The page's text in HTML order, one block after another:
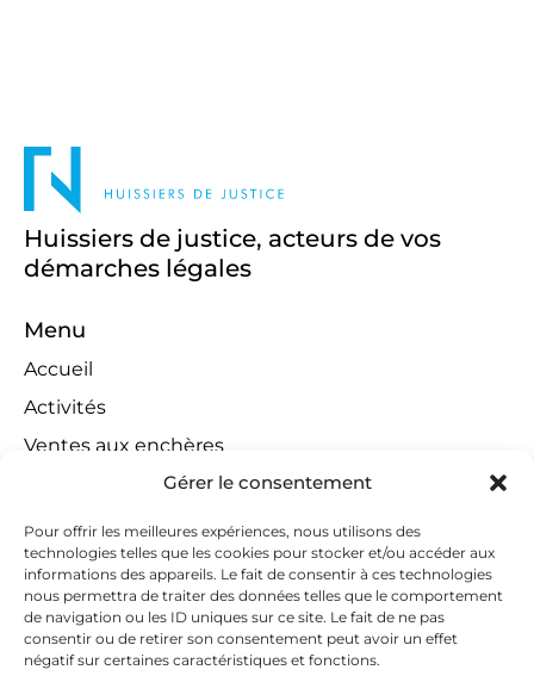
Gérer le consentement
Pour offrir les meilleures expériences, nous utilisons des
technologies telles que les cookies pour stocker et/ou accéder aux
informations des appareils. Le fait de consentir à ces technologies
nous permettra de traiter des données telles que le comportement
de navigation ou les ID uniques sur ce site. Le fait de ne pas
consentir ou de retirer son consentement peut avoir un effet
négatif sur certaines caractéristiques et fonctions.
Huissiers de justice, acteurs de vos
démarches légales
Menu
Accueil
Activités
Ventes aux enchères
Compétences territoriales
Jeux concours
Liens
Contact
Contactez-nous